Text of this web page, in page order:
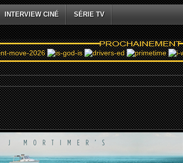
INTERVIEW CINÉ SÉRIE TV